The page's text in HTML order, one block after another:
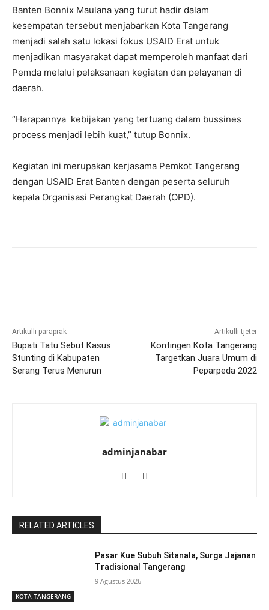
Banten Bonnix Maulana yang turut hadir dalam
kesempatan tersebut menjabarkan Kota Tangerang
menjadi salah satu lokasi fokus USAID Erat untuk
menjadikan masyarakat dapat memperoleh manfaat dari
Pemda melalui pelaksanaan kegiatan dan pelayanan di
daerah.
“Harapannya kebijakan yang tertuang dalam bussines
process menjadi lebih kuat,” tutup Bonnix.
Kegiatan ini merupakan kerjasama Pemkot Tangerang
dengan USAID Erat Banten dengan peserta seluruh
kepala Organisasi Perangkat Daerah (OPD).
Artikulli paraprak
Bupati Tatu Sebut Kasus
Stunting di Kabupaten
Serang Terus Menurun
Artikulli tjetër
Kontingen Kota Tangerang
Targetkan Juara Umum di
Peparpeda 2022
adminjanabar
RELATED ARTICLES
KOTA TANGERANG
Pasar Kue Subuh Sitanala, Surga Jajanan
Tradisional Tangerang
9 Agustus 2026